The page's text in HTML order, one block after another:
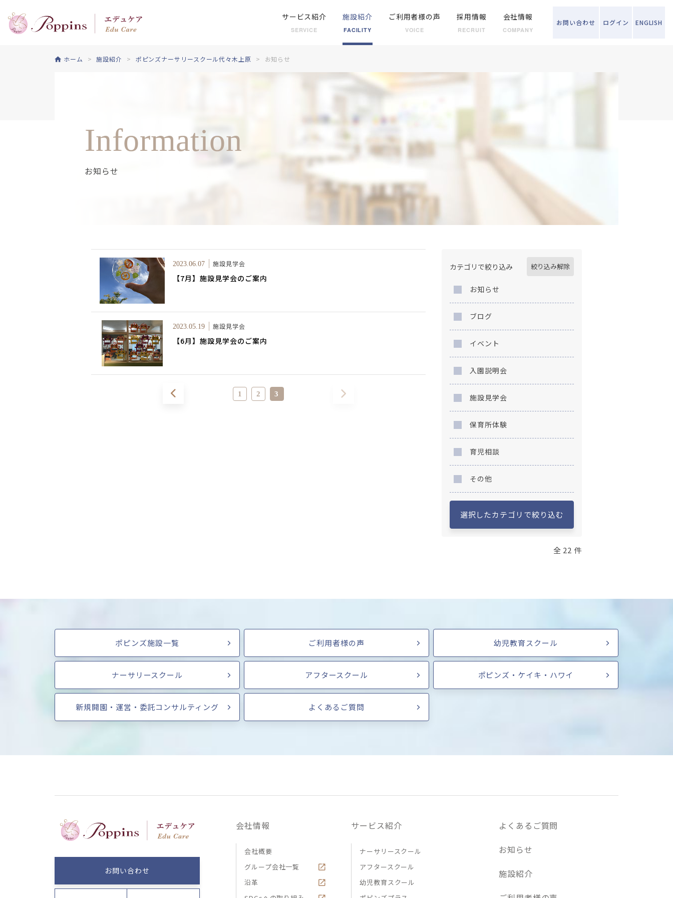
ログイン
お問い合わせ ENGLISH
サービス紹介
SERVICE
施設紹介
FACILITY
ご利用者様の声
VOICE
採用情報
RECRUIT
会社情報
COMPANY
ホーム 施設紹介 ポピンズナーサリースクール代々木上原 お知らせ
Information
お知らせ
全 22 件
カテゴリで絞り込み 絞り込み解除
お知らせ
ブログ
イベント
入園説明会
施設見学会
保育所体験
育児相談
その他
選択したカテゴリで絞り込む
2023.06.07 施設見学会
【7月】施設見学会のご案内
2023.05.19 施設見学会
【6月】施設見学会のご案内
1 2 3
ポピンズ施設一覧 ご利用者様の声 幼児教育スクール
ナーサリースクール アフタースクール ポピンズ・ケイキ・ハワイ
新規開園・運営・委託コンサルティング よくあるご質問
お問い合わせ
会社情報
会社概要
グループ会社一覧
沿革
サービス紹介
ナーサリースクール
アフタースクール
幼児教育スクール
よくあるご質問
お知らせ
施設紹介